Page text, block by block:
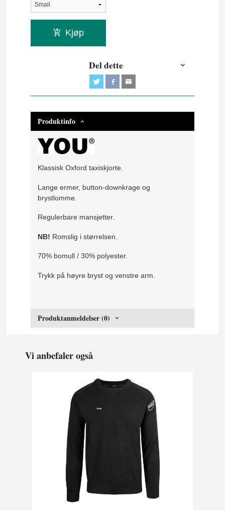
Kjøp
Del dette
Produktinfo
Klassisk Oxford taxiskjorte.
Lange ermer, button-downkrage og
brystlomme.
Regulerbare mansjetter.
NB! Romslig i størrelsen.
70% bomull / 30% polyester.
Trykk på høyre bryst og venstre arm.
Produktanmeldelser (0)
Vi anbefaler også